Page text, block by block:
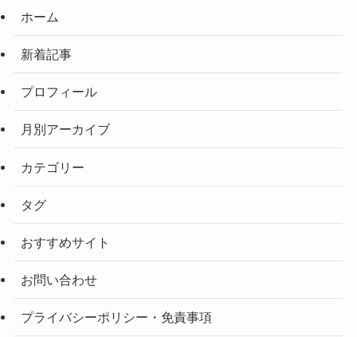
ホーム
新着記事
プロフィール
月別アーカイブ
カテゴリー
タグ
おすすめサイト
お問い合わせ
プライバシーポリシー・免責事項